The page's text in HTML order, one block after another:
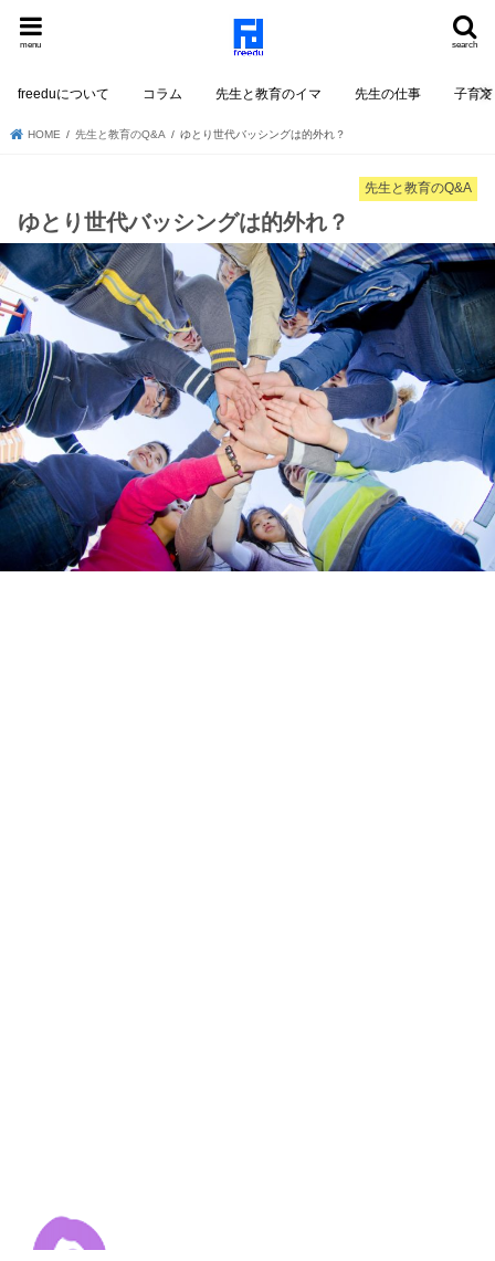
search
menu
freeduについて コラム 先生と教育のイマ 先生の仕事 子育て
HOME 先生と教育のQ&A ゆとり世代バッシングは的外れ？
先生と教育のQ&A
ゆとり世代バッシングは的外れ？